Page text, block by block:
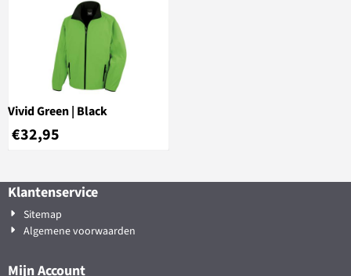
Vivid Green | Black
€32,95
Klantenservice
Sitemap
Algemene voorwaarden
Mijn Account